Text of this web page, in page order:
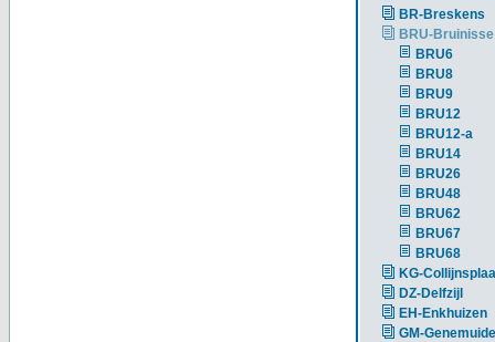
BR-Breskens
BRU-Bruinisse
BRU6
BRU8
BRU9
BRU12
BRU12-a
BRU14
BRU26
BRU48
BRU62
BRU67
BRU68
KG-
DZ-Delfzijl
EH-Enkhuizen
GM-